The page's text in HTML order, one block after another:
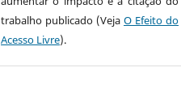
trabalho publicado (Veja O Efeito do
Acesso Livre).